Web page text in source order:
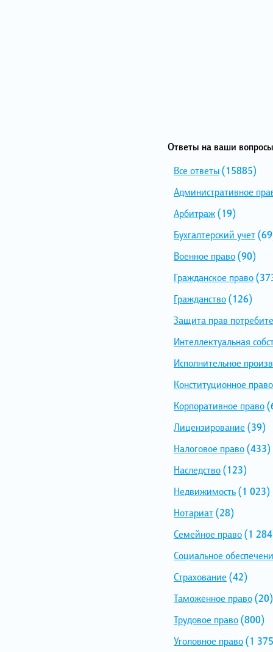
Ответы на ваши
Все ответы(15885)
Административное
Арбитраж(19)
Бухгалтерский учет
Военное право(90)
Гражданское право
Гражданство(126)
Защита прав
Интеллектуальная
Исполнительное
Конституционное право
Корпоративное право
Лицензирование (39)
Налоговое право(433)
Наследство(123)
Недвижимость(1 023)
Нотариат(28)
Семейное право(1
Социальное
Страхование (42)
Таможенное право(20)
Трудовое право(800)
Уголовное право(1